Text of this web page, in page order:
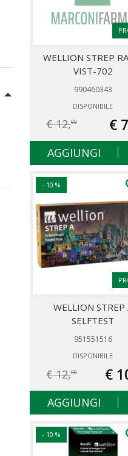
WELLION STREP
VIST-702
990460343
DISPONIBILE
€ 12,00 €
AGGIUNGI
- 10 %
WELLION STREP
SELFTEST
951551516
DISPONIBILE
€ 12,00 €
AGGIUNGI
- 10 %